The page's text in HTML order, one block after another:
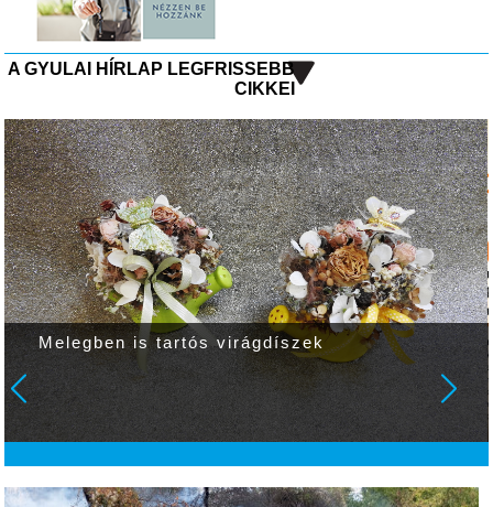
A GYULAI HÍRLAP LEGFRISSEBB
CIKKEI
Ezt már a gépek sem bírják!